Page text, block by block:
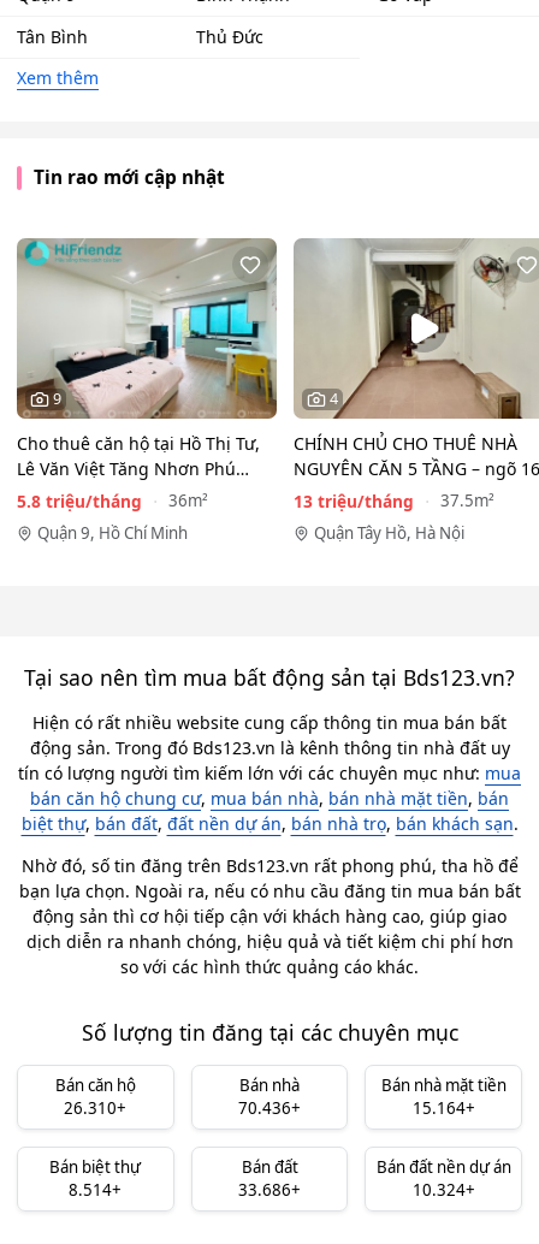
Tân Bình
Thủ Đức
Xem thêm
Tin rao mới cập nhật
9
Cho thuê căn hộ tại Hồ Thị Tư,
Lê Văn Việt Tăng Nhơn Phú
Quận 9(cũ) Thủ…
5.8 triệu/tháng
36m²
Quận 9, Hồ Chí Minh
4
CHÍNH CHỦ CHO THUÊ NHÀ
NGUYÊN CĂN 5 TẦNG – ngõ
Đồng Cổ, Tây Hồ
13 triệu/tháng
37.5m²
Quận Tây Hồ, Hà Nội
Tại sao nên tìm mua bất động sản tại Bds123.vn?
Hiện có rất nhiều website cung cấp thông tin mua bán bất
động sản. Trong đó Bds123.vn là kênh thông tin nhà đất uy
tín có lượng người tìm kiếm lớn với các chuyên mục như: mua
bán căn hộ chung cư, mua bán nhà, bán nhà mặt tiền, bán
biệt thự, bán đất, đất nền dự án, bán nhà trọ, bán khách sạn.
Nhờ đó, số tin đăng trên Bds123.vn rất phong phú, tha hồ để
bạn lựa chọn. Ngoài ra, nếu có nhu cầu đăng tin mua bán bất
động sản thì cơ hội tiếp cận với khách hàng cao, giúp giao
dịch diễn ra nhanh chóng, hiệu quả và tiết kiệm chi phí hơn
so với các hình thức quảng cáo khác.
Số lượng tin đăng tại các chuyên mục
Bán căn hộ
26.310+
Bán nhà
70.436+
Bán nhà mặt tiền
15.164+
Bán biệt thự
8.514+
Bán đất
33.686+
Bán đất nền dự án
10.324+